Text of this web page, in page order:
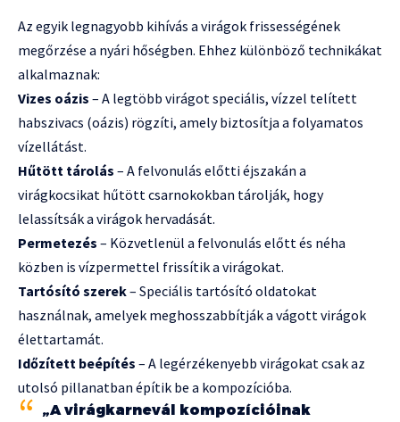
Az egyik legnagyobb kihívás a virágok frissességének
megőrzése a nyári hőségben. Ehhez különböző technikákat
alkalmaznak:
Vizes oázis – A legtöbb virágot speciális, vízzel telített
habszivacs (oázis) rögzíti, amely biztosítja a folyamatos
vízellátást.
Hűtött tárolás – A felvonulás előtti éjszakán a
virágkocsikat hűtött csarnokokban tárolják, hogy
lelassítsák a virágok hervadását.
Permetezés – Közvetlenül a felvonulás előtt és néha
közben is vízpermettel frissítik a virágokat.
Tartósító szerek– Speciális tartósító oldatokat
használnak, amelyek meghosszabbítják a vágott virágok
élettartamát.
Időzített beépítés – A legérzékenyebb virágokat csak az
utolsó pillanatban építik be a kompozícióba.
„A virágkarnevál kompozícióinak